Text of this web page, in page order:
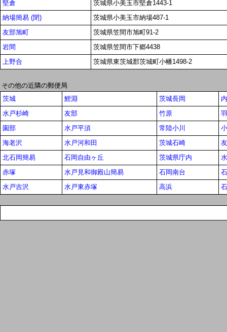
堅倉
茨城県小美玉市堅倉1443-1
納場簡易 (閉)
茨城県小美玉市納場487-1
友部旭町
茨城県笠間市旭町91-2
岩間
茨城県笠間市下郷4438
上野合
茨城県東茨城郡茨城町小幡1498-2
その他の近隣の郵便局
茨城
鯉淵 茨城長岡
水戸杉崎
友部 竹原
園部
水戸平須 常陸小川
海老沢
水戸河和田 茨城石崎
北石岡簡易
石岡自由ヶ丘 茨城県庁内
赤塚
水戸見和御殿山簡易 石岡南台
水戸吉沢
水戸東赤塚 高浜